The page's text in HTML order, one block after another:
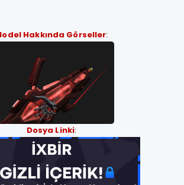
Hakkında Görseller:
Dosya Linki: